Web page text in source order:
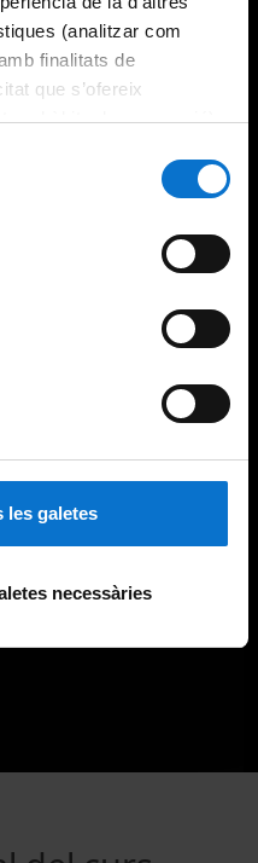
(analitzar com
finalitats de
que s’ofereix
hàbits de navegació).
del lloc web de la
les galetes
necessàries